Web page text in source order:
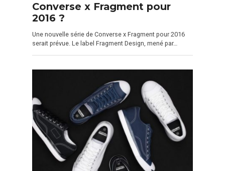
Converse x Fragment pour
2016 ?
Une nouvelle série de Converse x Fragment pour 2016
serait prévue. Le label Fragment Design, mené par…